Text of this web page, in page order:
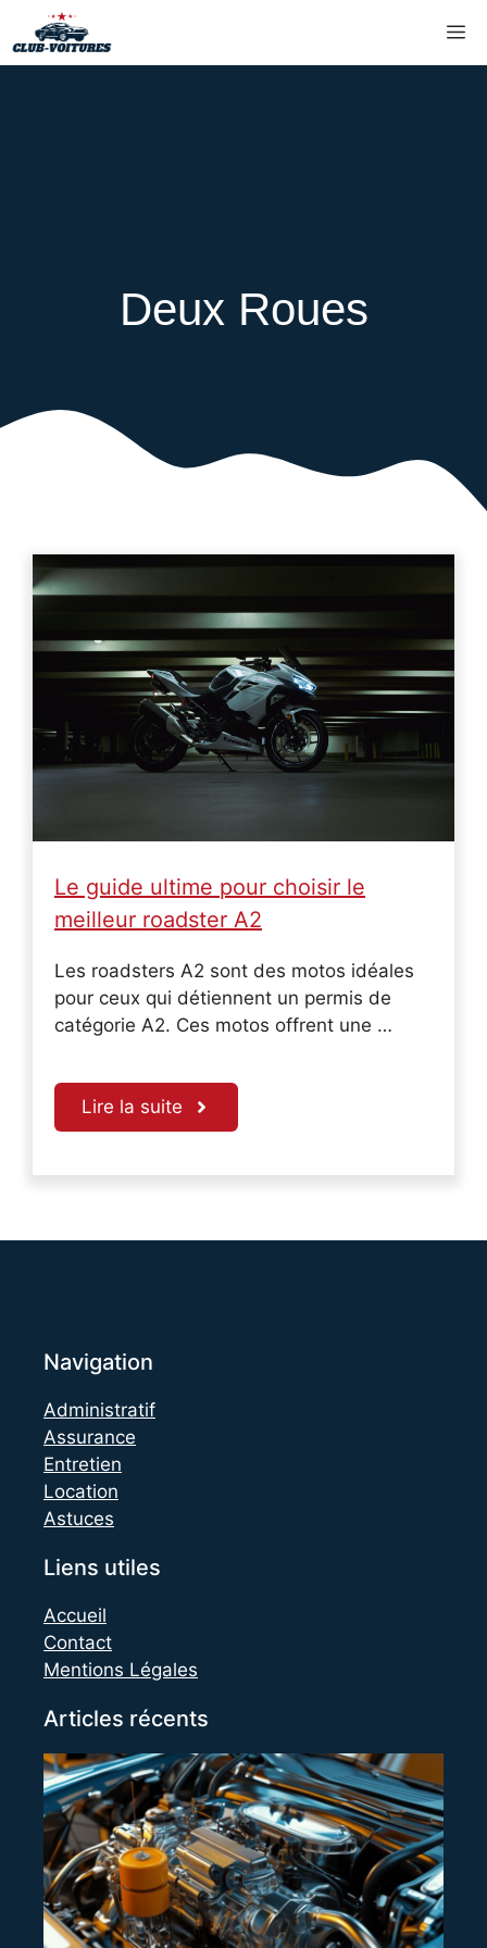
au
contenu
Deux Roues
Le guide ultime pour choisir le
meilleur roadster A2
Les roadsters A2 sont des motos idéales
pour ceux qui détiennent un permis de
catégorie A2. Ces motos offrent une …
Lire la suite
Navigation
Administratif
Assurance
Entretien
Location
Astuces
Liens utiles
Accueil
Contact
Mentions Légales
Articles récents